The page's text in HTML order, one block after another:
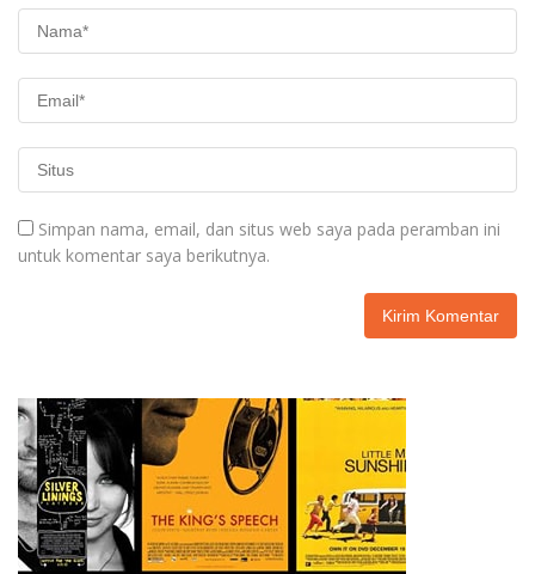
Simpan nama, email, dan situs web saya pada peramban ini
untuk komentar saya berikutnya.